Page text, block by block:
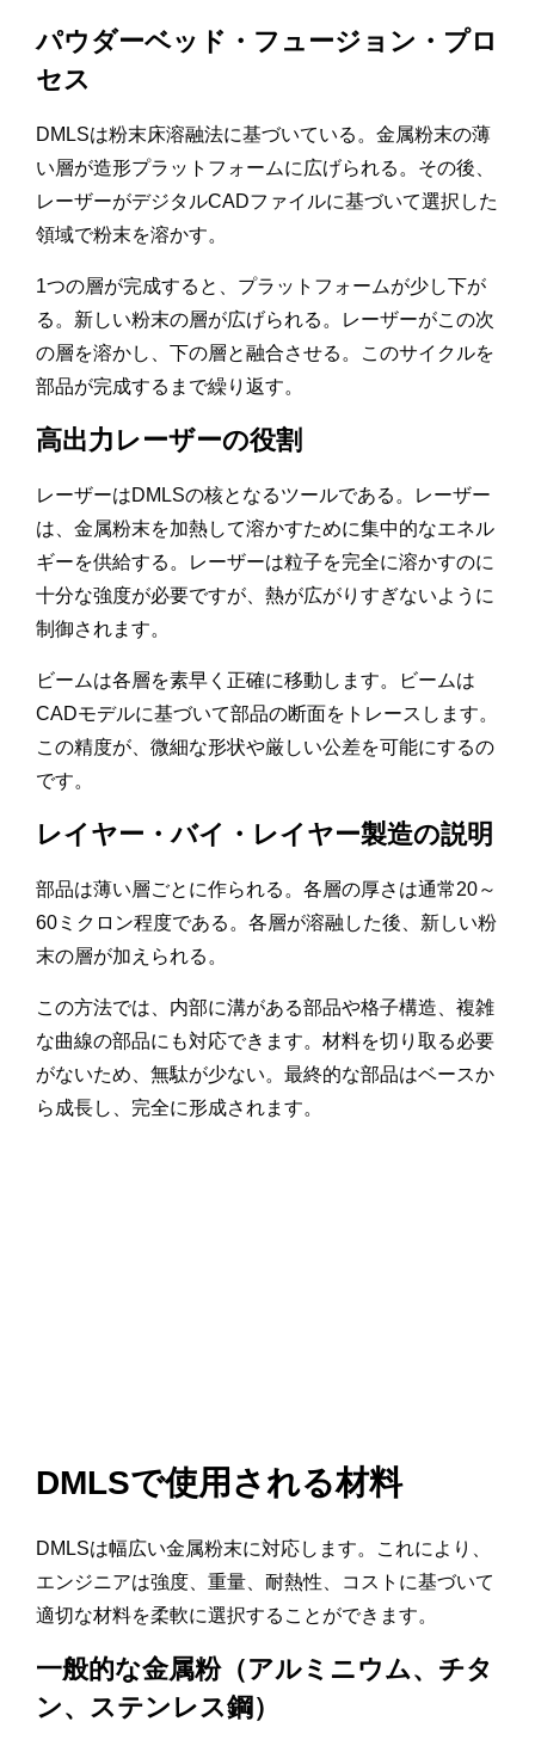
パウダーベッド・フュージョン・プロ
セス
DMLSは粉末床溶融法に基づいている。金属粉末の薄
い層が造形プラットフォームに広げられる。その後、
レーザーがデジタルCADファイルに基づいて選択した
領域で粉末を溶かす。
1つの層が完成すると、プラットフォームが少し下が
る。新しい粉末の層が広げられる。レーザーがこの次
の層を溶かし、下の層と融合させる。このサイクルを
部品が完成するまで繰り返す。
高出力レーザーの役割
レーザーはDMLSの核となるツールである。レーザー
は、金属粉末を加熱して溶かすために集中的なエネル
ギーを供給する。レーザーは粒子を完全に溶かすのに
十分な強度が必要ですが、熱が広がりすぎないように
制御されます。
ビームは各層を素早く正確に移動します。ビームは
CADモデルに基づいて部品の断面をトレースします。
この精度が、微細な形状や厳しい公差を可能にするの
です。
レイヤー・バイ・レイヤー製造の説明
部品は薄い層ごとに作られる。各層の厚さは通常20～
60ミクロン程度である。各層が溶融した後、新しい粉
末の層が加えられる。
この方法では、内部に溝がある部品や格子構造、複雑
な曲線の部品にも対応できます。材料を切り取る必要
がないため、無駄が少ない。最終的な部品はベースか
ら成長し、完全に形成されます。
DMLSで使用される材料
DMLSは幅広い金属粉末に対応します。これにより、
エンジニアは強度、重量、耐熱性、コストに基づいて
適切な材料を柔軟に選択することができます。
一般的な金属粉（アルミニウム、チタ
ン、ステンレス鋼）